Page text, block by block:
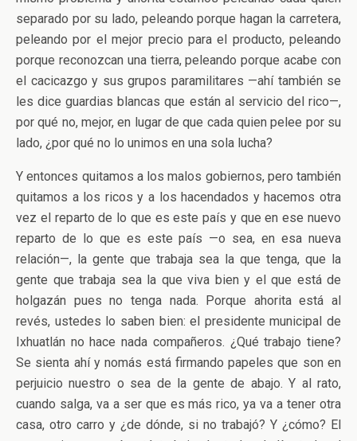
separado por su lado, peleando porque hagan la carretera,
peleando por el mejor precio para el producto, peleando
porque reconozcan una tierra, peleando porque acabe con
el cacicazgo y sus grupos paramilitares —ahí también se
les dice guardias blancas que están al servicio del rico—,
por qué no, mejor, en lugar de que cada quien pelee por su
lado, ¿por qué no lo unimos en una sola lucha?
Y entonces quitamos a los malos gobiernos, pero también
quitamos a los ricos y a los hacendados y hacemos otra
vez el reparto de lo que es este país y que en ese nuevo
reparto de lo que es este país —o sea, en esa nueva
relación—, la gente que trabaja sea la que tenga, que la
gente que trabaja sea la que viva bien y el que está de
holgazán pues no tenga nada. Porque ahorita está al
revés, ustedes lo saben bien: el presidente municipal de
Ixhuatlán no hace nada compañeros. ¿Qué trabajo tiene?
Se sienta ahí y nomás está firmando papeles que son en
perjuicio nuestro o sea de la gente de abajo. Y al rato,
cuando salga, va a ser que es más rico, ya va a tener otra
casa, otro carro y ¿de dónde, si no trabajó? Y ¿cómo? El